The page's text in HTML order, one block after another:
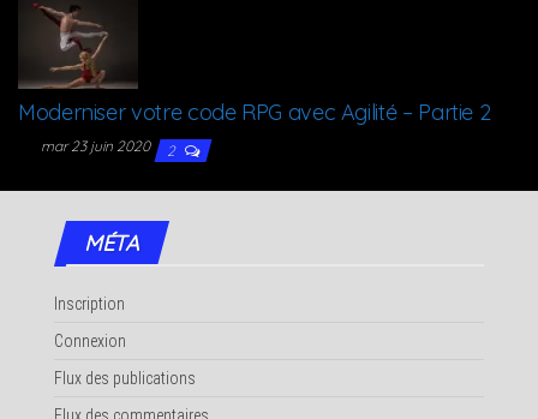
Moder­ni­ser votre code RPG avec Agi­li­té – Par­tie 2
mar 23 juin 2020 2
MÉTA
Inscription
Connexion
Flux des publications
Flux des commentaires